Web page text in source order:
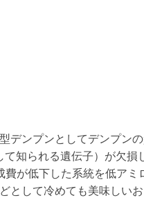
デンプンとしてデンプン
て知られる遺伝子）が欠損
が低下した系統を低アミ
として冷めても美味しい